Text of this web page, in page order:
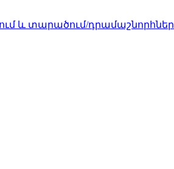
և տարածում/դրամաշնորհներ